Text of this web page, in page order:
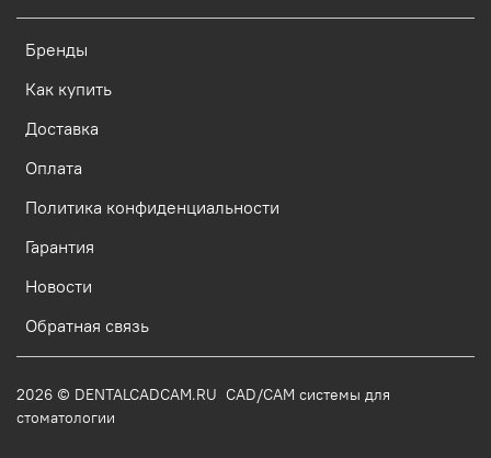
Бренды
Как купить
Доставка
Оплата
Политика конфиденциальности
Гарантия
Новости
Обратная связь
2026 © DENTALCADCAM.RU CAD/CAM системы для
стоматологии